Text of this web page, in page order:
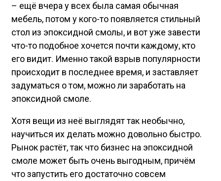
– ещё вчера у всех была самая обычная
мебель, потом у кого-то появляется стильный
стол из эпоксидной смолы, и вот уже завести
что-то подобное хочется почти каждому, кто
его видит. Именно такой взрыв популярности
происходит в последнее время, и заставляет
задуматься о том, можно ли заработать на
эпоксидной смоле.
Хотя вещи из неё выглядят так необычно,
научиться их делать можно довольно быстро.
Рынок растёт, так что бизнес на эпоксидной
смоле может быть очень выгодным, причём
что запустить его достаточно совсем